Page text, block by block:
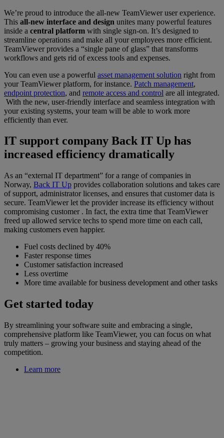
We’re proud to introduce the all-new TeamViewer user experience.
This all-new interface and design unites many powerful features
inside a central platform with single sign-on. It’s designed to
streamline operations and make all your employees more efficient.
TeamViewer provides a “single pane of glass” that transforms
workflows and gets rid of excess tools and expenses.
You can even use a powerful asset management solution right from
your TeamViewer platform, for instance. Patch management,
endpoint protection, and remote access and control are all integrated.
With the new, user-friendly interface and seamless integration with
your existing systems, your team will be able to work more
efficiently than ever.
IT support company Back IT Up has
increased efficiency dramatically
As an “external IT department” for a range of companies in
Norway, Back IT Up provides collaboration solutions and takes care
of support, administrator licenses, and ensures that customer data is
secure. TeamViewer let the provider increase its efficiency without
compromising customer . In fact, the extra time that TeamViewer
freed up allowed service techs to spend more time on each call,
making customers even happier.
Fuel costs declined by 40%
Faster response times
Customer satisfaction increased
Less overtime
More time available for business development and other tasks
Get started today
By streamlining your software suite and embracing a single,
comprehensive platform like TeamViewer, you can focus on what
truly matters – growing your business and staying ahead of the
competition.
Learn more